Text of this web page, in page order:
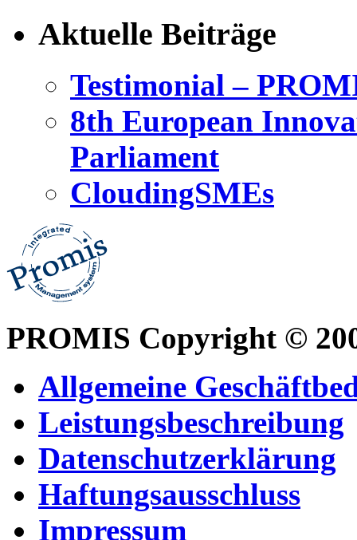
Aktuelle Beiträge
Testimonial –
8th European
Parliament
CloudingSMEs
PROMIS Copyright ©
Allgemeine
Leistungsbeschreibung
Datenschutzerklärung
Haftungsausschluss
Impressum